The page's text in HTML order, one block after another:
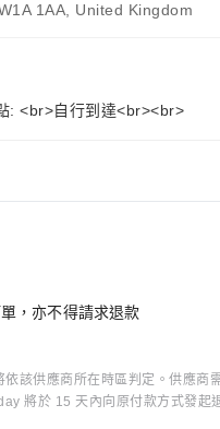
1AA, United Kingdom
: <br>自行到達<br><br>
，亦不得請求退款
該供應商所在時區判定。供應商
將於 15 天內向原付款方式發起